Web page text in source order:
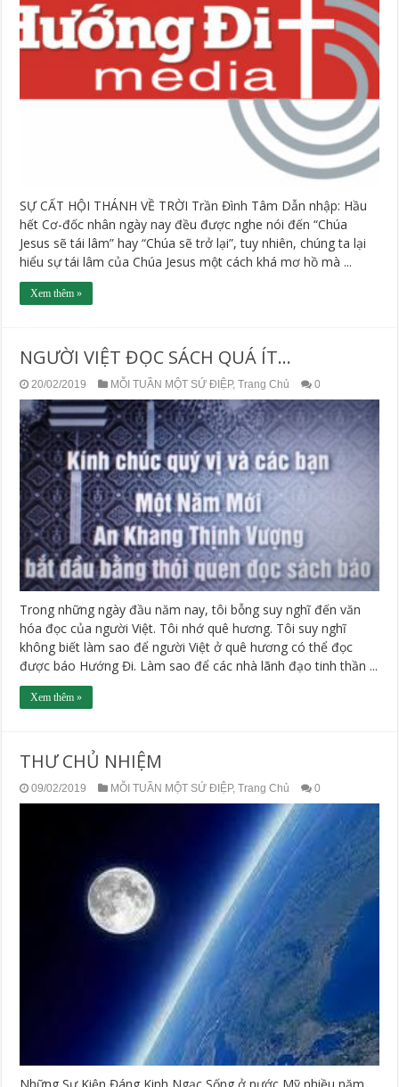
SỰ CẤT HỘI THÁNH VỀ TRỜI Trần Đình Tâm Dẫn nhập: Hầu
hết Cơ-đốc nhân ngày nay đều được nghe nói đến “Chúa
Jesus sẽ tái lâm” hay “Chúa sẽ trở lại”, tuy nhiên, chúng ta lại
hiểu sự tái lâm của Chúa Jesus một cách khá mơ hồ mà ...
Xem thêm »
NGƯỜI VIỆT ĐỌC SÁCH QUÁ ÍT…
20/02/2019 MỖI TUẦN MỘT SỨ ĐIỆP,Trang Chủ 0
Trong những ngày đầu năm nay, tôi bỗng suy nghĩ đến văn
hóa đọc của người Việt. Tôi nhớ quê hương. Tôi suy nghĩ
không biết làm sao để người Việt ở quê hương có thể đọc
được báo Hướng Đi. Làm sao để các nhà lãnh đạo tinh thần ...
Xem thêm »
THƯ CHỦ NHIỆM
09/02/2019 MỖI TUẦN MỘT SỨ ĐIỆP,Trang Chủ 0